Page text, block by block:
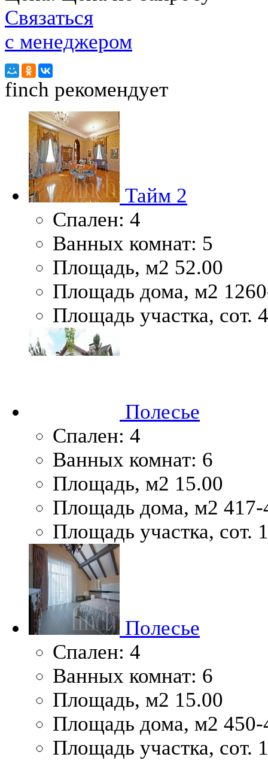
Связаться
с менеджером
finch рекомендует
Тайм 2
Спален: 4
Ванных комнат: 5
Площадь, м2 52.00
Площадь дома, м2
Площадь участка, сот.
Полесье
Спален: 4
Ванных комнат: 6
Площадь, м2 15.00
Площадь дома, м2 417-
Площадь участка, сот.
Полесье
Спален: 4
Ванных комнат: 6
Площадь, м2 15.00
Площадь дома, м2 450-
Площадь участка, сот.